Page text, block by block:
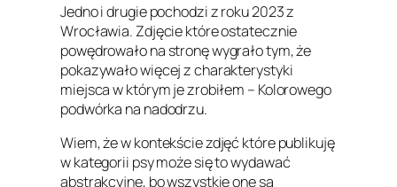
Jedno i drugie pochodzi z roku 2023 z
Wrocławia. Zdjęcie które ostatecznie
powędrowało na stronę wygrało tym, że
pokazywało więcej z charakterystyki
miejsca w którym je zrobiłem – Kolorowego
podwórka na nadodrzu.
Wiem, że w kontekście zdjęć które publikuję
w kategorii psy może się to wydawać
abstrakcyjne, bo wszystkie one są